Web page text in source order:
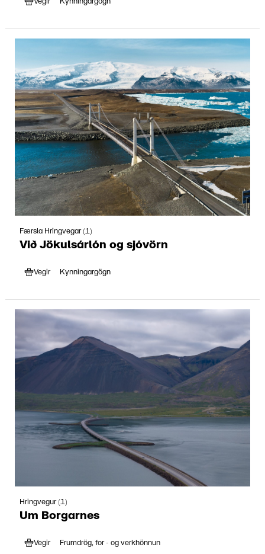
Færsla Hringvegar (1)
Við Jökulsárlón og sjóvörn
Vegir Kynningargögn
Hringvegur (1)
Um Borgarnes
Vegir Frumdrög, for - og verkhönnun